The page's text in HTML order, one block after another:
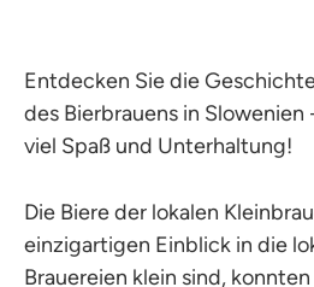
Entdecken Sie die
des Bierbrauens in Slowenien
viel Spaß und Unterhaltung!
Die Biere der lokalen
einzigartigen Einblick in die
Brauereien klein sind,